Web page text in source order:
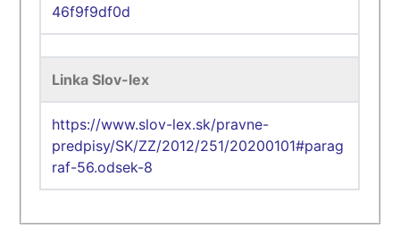
46f9f9df0d
Linka Slov-lex
https://www.slov-lex.sk/pravne-
predpisy/SK/ZZ/2012/251/20200101#parag
raf-56.odsek-8